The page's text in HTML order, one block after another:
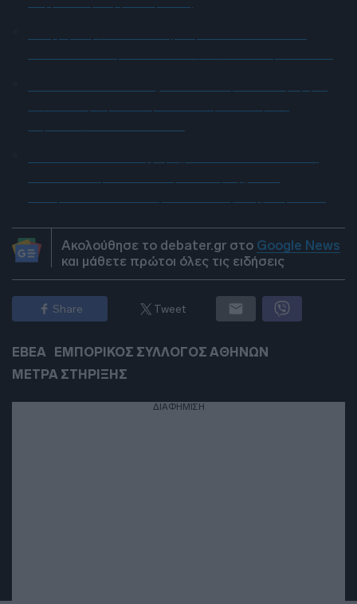
Ακολούθησε το debater.gr στο Google News
και μάθετε πρώτοι όλες τις ειδήσεις
Share Tweet
ΕΒΕΑ
ΕΜΠΟΡΙΚΟΣ ΣΥΛΛΟΓΟΣ ΑΘΗΝΩΝ
ΜΕΤΡΑ ΣΤΗΡΙΞΗΣ
ΔΙΑΦΗΜΙΣΗ